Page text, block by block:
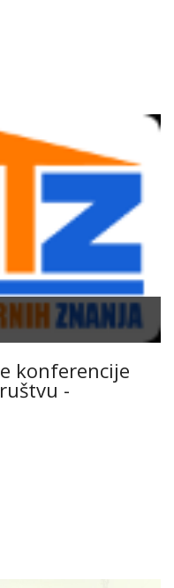
konferencije
-